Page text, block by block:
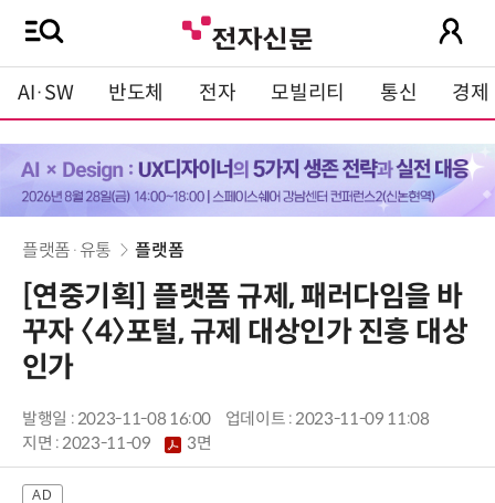
AI·SW 반도체 전자 모빌리티 통신 경제
플랫폼·유통 플랫폼
[연중기획] 플랫폼 규제, 패러다임을 바
꾸자 〈4〉포털, 규제 대상인가 진흥 대상
인가
발행일 : 2023-11-08 16:00
업데이트 : 2023-11-09 11:08
지면 :2023-11-09 3면